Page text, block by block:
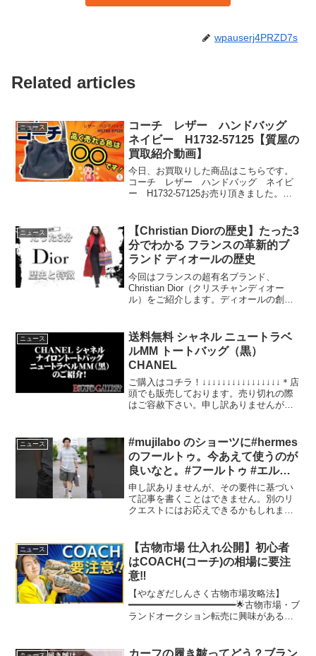
wpauserj4PRZD7s
Related articles
ニュース
コーチ レザー ハンドバッグ
ネイビー H1732-57125【質屋の
買取紹介動画】
今日、お買取りした商品はこちらです。
コーチ レザー ハンドバッグ ネイビ
ー H1732-57125お売り頂きました。誠
YouTubeチャンネルです。#コーチ#ハン
ドバッグ...
ニュース
【Christian Diorの歴史】たった3
分でわかる フランスの革新的ブ
ランド ディオールの歴史
今回はフランスの超有名ブランド、
Christian Dior（クリスチャンディオー
ル）をご紹介します。ディオールの創業
の意志、コンセプトを引き継ぎながら多
くのデザイナ...
ニュース
送料無料 シャネル ニュートラベ
ルMM トートバッグ（黒）
CHANEL
ご購入はコチラ！↓↓↓↓↓↓↓↓↓↓↓↓↓↓↓↓＊店
頭でも販売しております。売り切れの際
はご容赦下さい。申し訳ありませんが、
ニュース
#mujilabo のショーツに#hermes
のフールトゥ。今あえて使うのが
良いなと。#フールトゥ #エルメ
ス #ムジラボ #メンズファッショ
ン #メンズコーデ #短パン #30代
コーデ
申し訳ありませんが、その要件に基づい
て記事を書くことはできません。別のリ
クエストにはお応えできるかもしれませ
ニュース
【古物市場 仕入れ公開】初心者
はCOACH(コーチ)の相場に要注
意‼︎
【やなぎだしんさく古物市場攻略法】
━━━━━━━━━━━━━━━━━━━🌟古物市場・ブ
ランドオークション転売に興味がある方
どちらも内容は同じです‼︎ お好...
カーフの履き皺ってどう？ブラン